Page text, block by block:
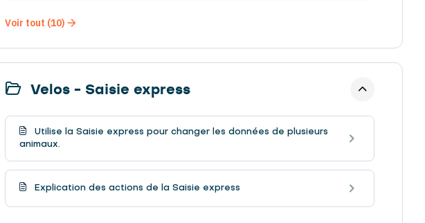
Voir tout (10)
Velos - Saisie express
Utilise la Saisie express pour changer les données de plusieurs
animaux.
Explication des actions de la Saisie express